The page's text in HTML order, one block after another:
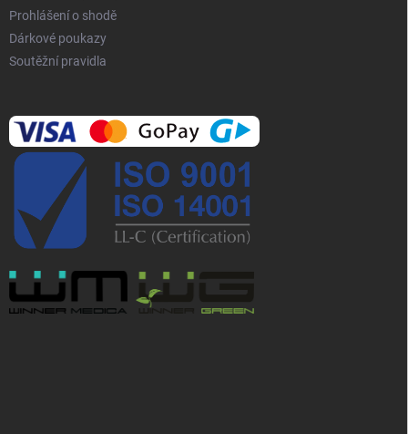
Prohlášení o shodě
Dárkové poukazy
Soutěžní pravidla